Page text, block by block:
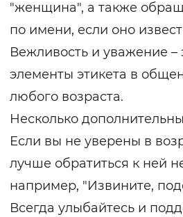
"женщина", а также
по имени, если оно
Вежливость и уважение –
элементы этикета в
любого возраста.
Несколько
Если вы не уверены в
лучше обратиться к ней
например, "Извините,
Всегда улыбайтесь и